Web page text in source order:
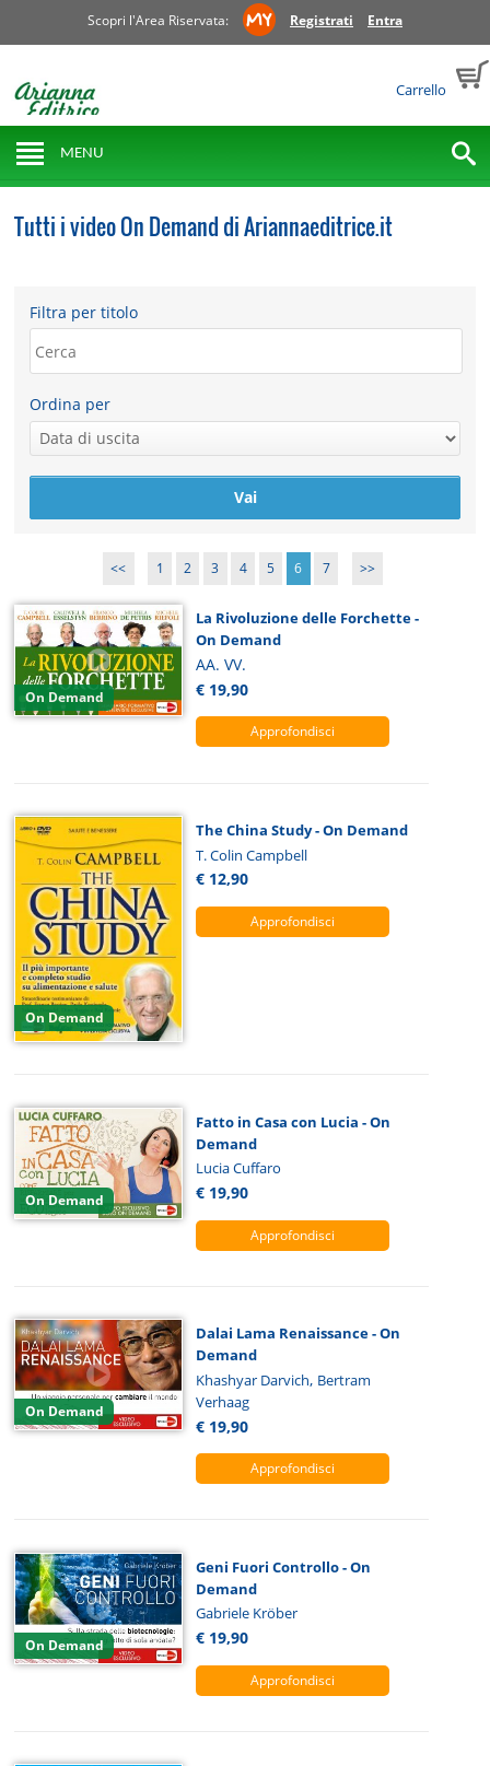
Scopri l'Area Riservata: Registrati Entra
Carrello
MENU
Tutti i video On Demand di Ariannaeditrice.it
Filtra per titolo
Ordina per
<< 1 2 3 4 5 6 7 >>
On Demand
La Rivoluzione delle Forchette -
On Demand
AA. VV.
€ 19,90
Approfondisci
On Demand
The China Study - On Demand
T. Colin Campbell
€ 12,90
Approfondisci
On Demand
Fatto in Casa con Lucia - On
Demand
Lucia Cuffaro
€ 19,90
Approfondisci
On Demand
Dalai Lama Renaissance - On
Demand
Khashyar Darvich, Bertram
Verhaag
€ 19,90
Approfondisci
On Demand
Geni Fuori Controllo - On
Demand
Gabriele Kröber
€ 19,90
Approfondisci